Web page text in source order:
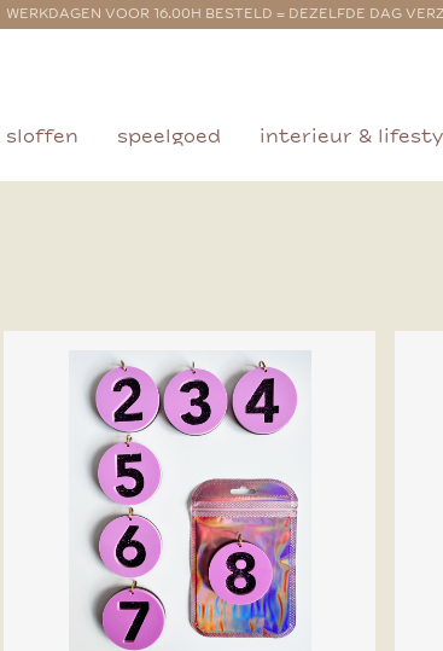
WERKDAGEN VOOR 16.00H BESTELD = DEZELFDE DAG
sloffen speelgoed interieur &